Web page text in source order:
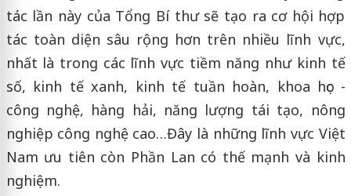
tác lần này của Tổng Bí thư sẽ tạo ra cơ hội hợp
tác toàn diện sâu rộng hơn trên nhiều lĩnh vực,
nhất là trong các lĩnh vực tiềm năng như kinh tế
số, kinh tế xanh, kinh tế tuần hoàn, khoa học -
công nghệ, hàng hải, năng lượng tái tạo, nông
nghiệp công nghệ cao…Đây là những lĩnh vực Việt
Nam ưu tiên còn Phần Lan có thế mạnh và kinh
nghiệm.